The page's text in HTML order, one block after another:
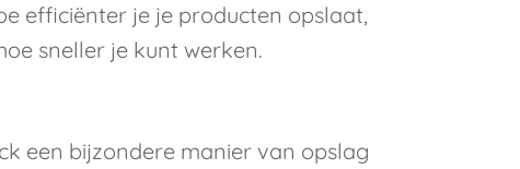
efficiënter je je producten opslaat,
sneller je kunt werken.
een bijzondere manier van opslag